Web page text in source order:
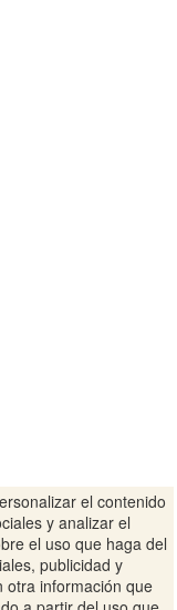
el contenido
y analizar el
el uso que haga del
publicidad y
otra información que